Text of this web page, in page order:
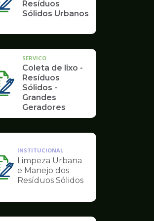
Resíduos
Sólidos Urbanos
SERVICO
Coleta de lixo -
Resíduos
Sólidos -
Grandes
Geradores
Ilustração
da
de
Governo
INSTITUCIONAL
Limpeza Urbana
e Manejo dos
Resíduos Sólidos